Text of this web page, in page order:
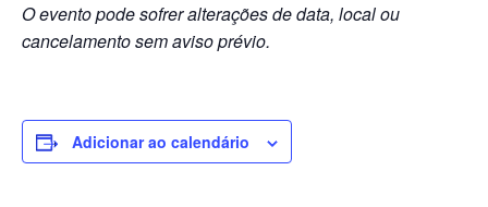
O evento pode sofrer alterações de data, local ou
cancelamento sem aviso prévio.
Adicionar ao calendário